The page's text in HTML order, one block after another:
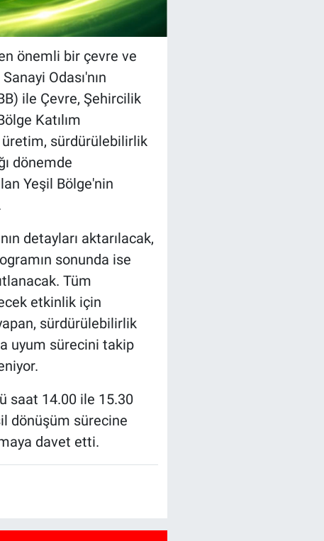
önemli bir çevre ve
Odası'nın
ile Çevre, Şehircilik
Katılım
sürdürülebilirlik
dönemde
Yeşil Bölge'nin
detayları aktarılacak,
sonunda ise
Tüm
etkinlik için
sürdürülebilirlik
uyum sürecini takip
saat 14.00 ile 15.30
dönüşüm sürecine
davet etti.